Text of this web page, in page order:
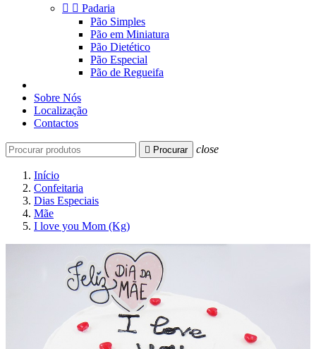
  Padaria
Pão Simples
Pão em Miniatura
Pão Dietético
Pão Especial
Pão de Regueifa
Sobre Nós
Localização
Contactos
 Procurar close
Início
Confeitaria
Dias Especiais
Mãe
I love you Mom (Kg)